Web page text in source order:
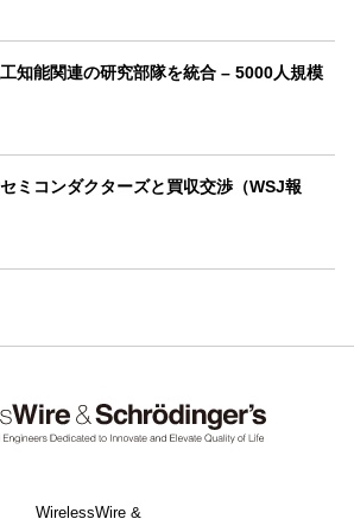
知能関連の研究部隊を統合 – 5000人規模
ミコンダクターズと買収交渉（WSJ報
WirelessWire &